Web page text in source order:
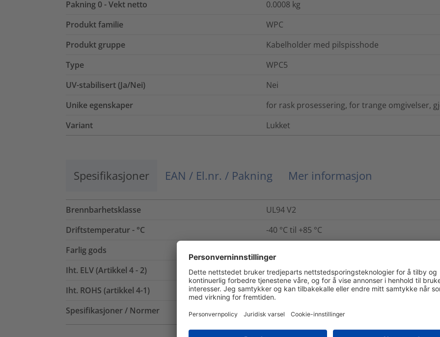
Pakning 0 - Vekt netto
0.0008 kg
Produkt familie
WPC
Produkt gruppe
Kabelholder med pilspisshode
Type
WPC5
UV-stabilisert (Ja/Nei)
Nei
Unike egenskaper
for rask prosessering, for trange omgivelser,
Variant
Lukket
Spesifikasjoner EAN / El.nr. / Pakning Mer informasjon
Brennbarhetsklasse
UL94 V2
Driftstemperatur - °C
-40 °C til +85 °C
Farlig gods
Iht. ELV (Artikkel 4 - 2)
Ja
Iht. ROHS (artikkel 4-1)
Ja
Spesifikasjoner / Normer